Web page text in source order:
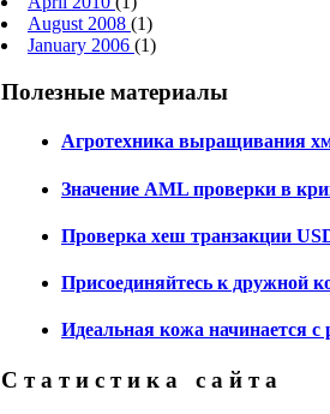
August 2008 (1)
January 2006 (1)
Полезные материалы
Агротехника выращивания
Значение AML проверки в
Проверка хеш транзакции
Присоединяйтесь к дружной
Идеальная кожа начинается с
С т а т и с т и к а с а й т а